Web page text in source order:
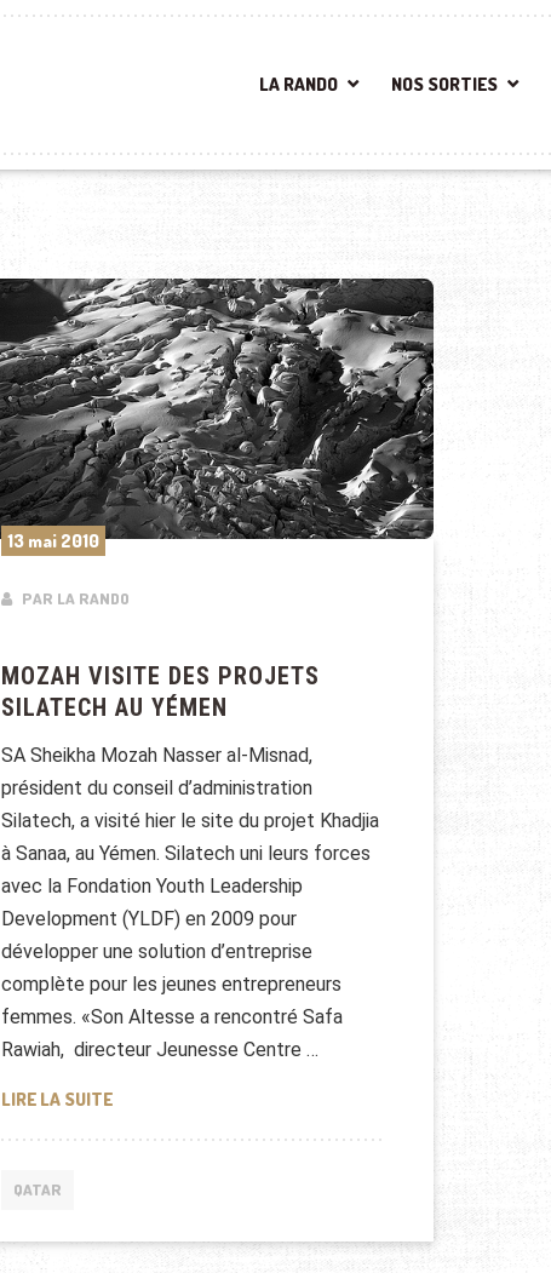
LA RANDO NOS SORTIES
13 mai 2010
PAR LA RANDO
MOZAH VISITE DES PROJETS
SILATECH AU YÉMEN
SA Sheikha Mozah Nasser al-Misnad,
président du conseil d’administration
Silatech, a visité hier le site du projet Khadjia
à Sanaa, au Yémen. Silatech uni leurs forces
avec la Fondation Youth Leadership
Development (YLDF) en 2009 pour
développer une solution d’entreprise
complète pour les jeunes entrepreneurs
femmes. «Son Altesse a rencontré Safa
Rawiah, directeur Jeunesse Centre …
LIRE LA SUITEMOZAH VISITE DES PROJETS SILATECH AU YÉMEN
QATAR